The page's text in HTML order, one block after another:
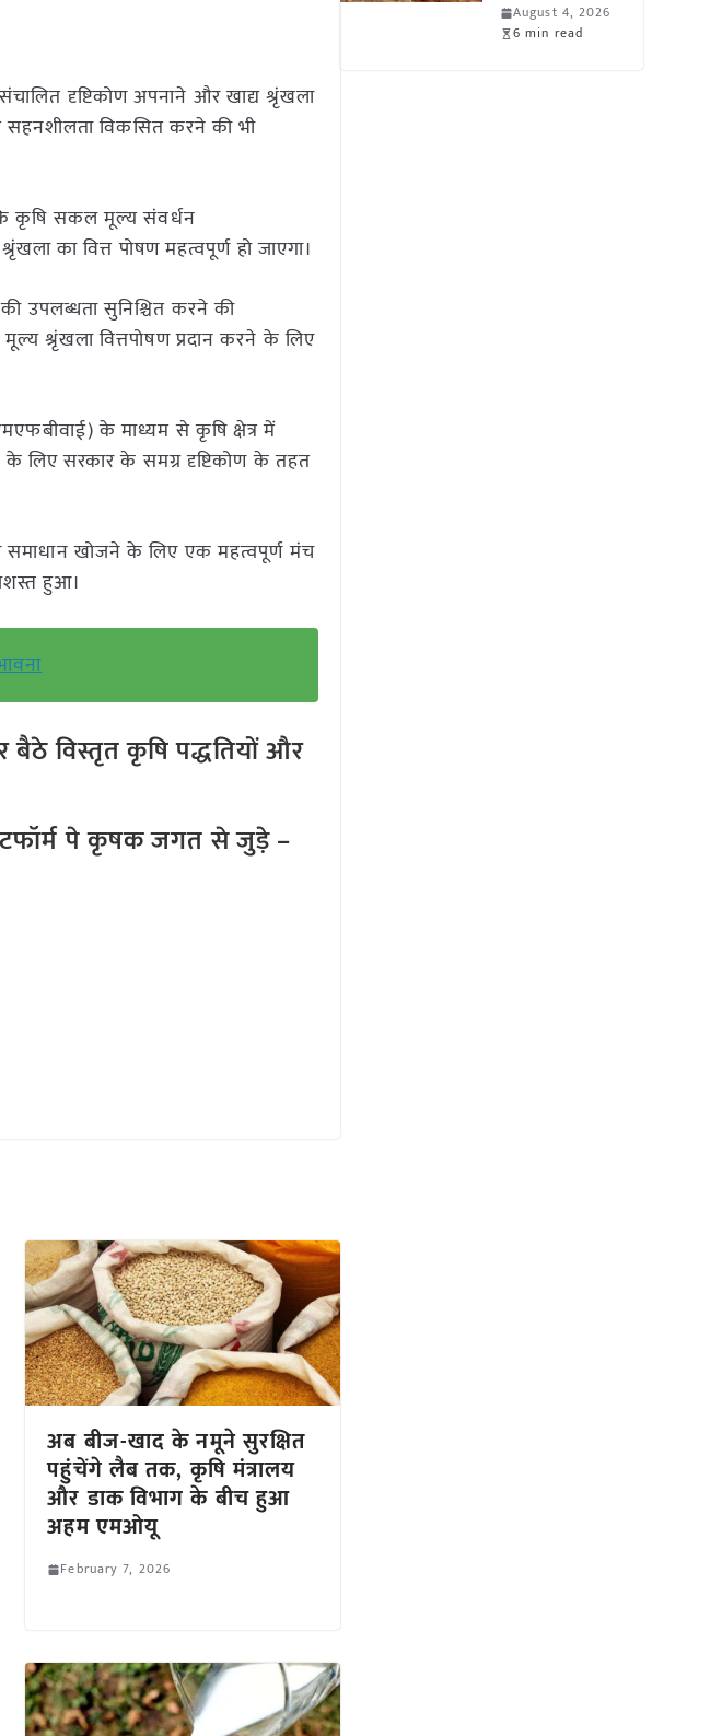
दृष्टिकोण अपनाने और खाद्य श्रृंखला
सहनशीलता विकसित करने की भी
कृषि सकल मूल्य संवर्धन
का वित्त पोषण महत्वपूर्ण हो जाएगा।
उपलब्धता सुनिश्चित करने की
श्रृंखला वित्तपोषण प्रदान करने के लिए
के माध्यम से कृषि क्षेत्र में
के लिए सरकार के समग्र दृष्टिकोण के तहत
समाधान खोजने के लिए एक महत्वपूर्ण मंच
हुआ।
बैठे विस्तृत कृषि पद्धतियों और
पे कृषक जगत से जुड़े –
अब बीज-खाद के नमूने सुरक्षित
पहुंचेंगे लैब तक, कृषि मंत्रालय
और डाक विभाग के बीच हुआ
अहम एमओयू
February 7, 2026
August 4, 2026
6 min read